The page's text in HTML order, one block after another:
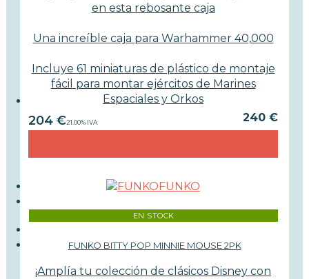
en esta rebosante caja
Una increíble caja para Warhammer 40,000
Incluye 61 miniaturas de plástico de montaje
fácil para montar ejércitos de Marines
Espaciales y Orkos
240 €
204 €21.00% IVA
FUNKO
EN STOCK
FUNKO BITTY POP MINNIE MOUSE 2PK
¡Amplía tu colección de clásicos Disney con